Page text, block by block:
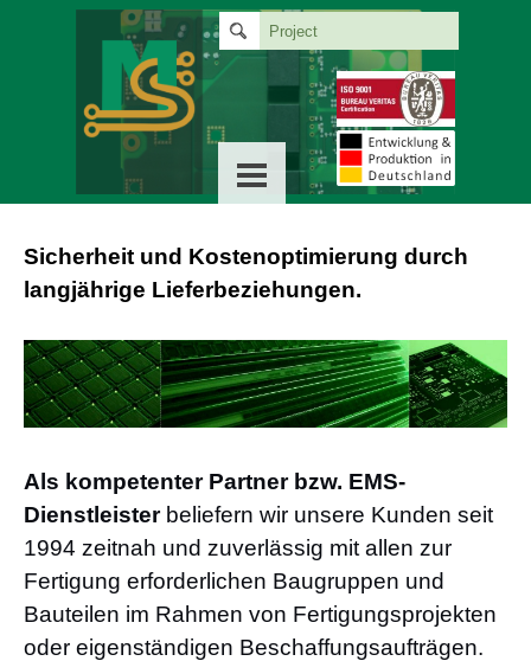
Sicherheit und Kostenoptimierung durch
langjährige Lieferbeziehungen.
Als kompetenter Partner bzw. EMS-
Dienstleisterbeliefern wir unsere Kunden seit
1994 zeitnah und zuverlässig mit allen zur
Fertigung erforderlichen Baugruppen und
Bauteilen im Rahmen von Fertigungsprojekten
oder eigenständigen Beschaffungsaufträgen.